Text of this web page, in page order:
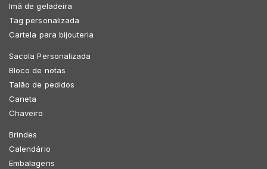
Imã de geladeira
Tag personalizada
Cartela para bijouteria
Sacola Personalizada
Bloco de notas
Talão de pedidos
Caneta
Chaveiro
Brindes
Calendário
Embalagens